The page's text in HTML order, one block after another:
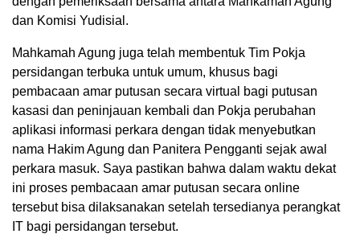
dan Komisi Yudisial.
Mahkamah Agung juga telah membentuk Tim Pokja
persidangan terbuka untuk umum, khusus bagi
pembacaan amar putusan secara virtual bagi putusan
kasasi dan peninjauan kembali dan Pokja perubahan
aplikasi informasi perkara dengan tidak menyebutkan
nama Hakim Agung dan Panitera Pengganti sejak awal
perkara masuk. Saya pastikan bahwa dalam waktu dekat
ini proses pembacaan amar putusan secara online
tersebut bisa dilaksanakan setelah tersedianya perangkat
IT bagi persidangan tersebut.